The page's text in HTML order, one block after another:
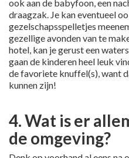
ook aan de babyfoon, een
draagzak. Je kan eventueel
gezelschapsspelletjes
gezellige avonden van te
hotel, kan je gerust een
gaan de kinderen heel leuk
de favoriete knuffel(s), want
kunnen zijn!
4. Wat is er
de omgeving?